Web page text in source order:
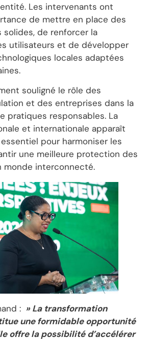
Les intervenants ont
de mettre en place des
de renforcer la
utilisateurs et de développer
locales adaptées
souligné le rôle des
et des entreprises dans la
pratiques responsables. La
et internationale apparaît
pour harmoniser les
une meilleure protection des
monde interconnecté.
: » La transformation
une formidable opportunité
offre la possibilité d’accélérer